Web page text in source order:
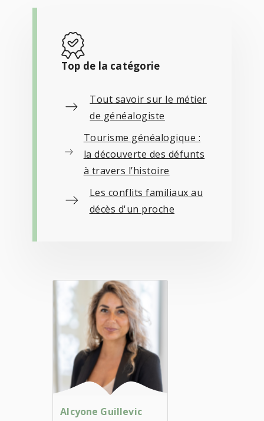
Alcyone Guillevic
Top de la catégorie
Tout savoir sur le métier
de généalogiste
Tourisme généalogique :
la découverte des défunts
à travers l’histoire
Les conflits familiaux au
décès d'un proche